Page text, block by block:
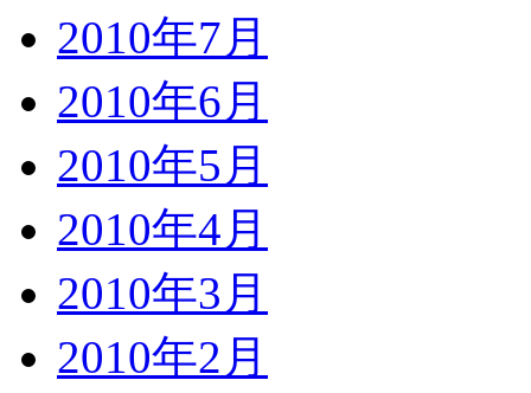
2010年7月
2010年6月
2010年5月
2010年4月
2010年3月
2010年2月